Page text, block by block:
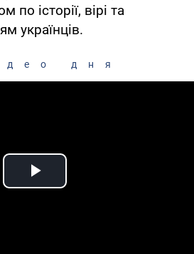
по історії, вірі та
українців.
дня
Play Video